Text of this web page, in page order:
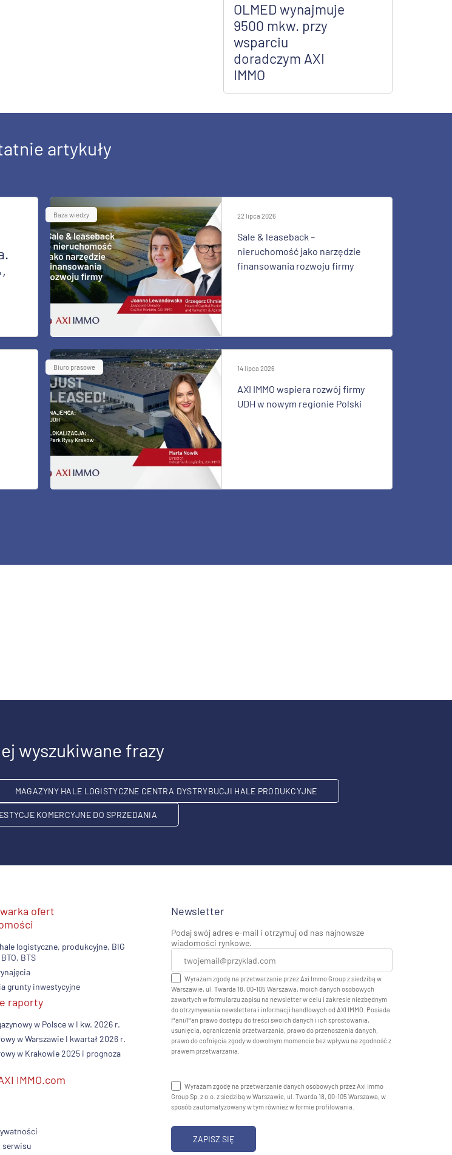
OLMED wynajmuje
9500 mkw. przy
wsparciu
doradczym AXI
IMMO
artykuły
Baza wiedzy 22 lipca 2026
Sale & leaseback –
nieruchomość jako narzędzie
finansowania rozwoju firmy
Biuro prasowe 14 lipca 2026
AXI IMMO wspiera rozwój firmy
UDH w nowym regionie Polski
wyszukiwane frazy
MAGAZYNY HALE LOGISTYCZNE CENTRA DYSTRYBUCJI HALE PRODUKCYJNE
KOMERCYJNE DO SPRZEDANIA
ofert
logistyczne, produkcyjne, BIG
BTS
grunty inwestycyjne
raporty
w Polsce w I kw. 2026 r.
w Warszawie I kwartał 2026 r.
w Krakowie 2025 i prognoza
IMMO.com
serwisu
Newsletter
Podaj swój adres e-mail i otrzymuj od nas najnowsze
wiadomości rynkowe.
Wyrażam zgodę na przetwarzanie przez Axi Immo Group z siedzibą w
Warszawie, ul. Twarda 18, 00-105 Warszawa, moich danych osobowych
zawartych w formularzu zapisu na newsletter w celu i zakresie niezbędnym
do otrzymywania newslettera i informacji handlowych od AXI IMMO. Posiada
Pani/Pan prawo dostępu do treści swoich danych i ich sprostowania,
usunięcia, ograniczenia przetwarzania, prawo do przenoszenia danych,
prawo do cofnięcia zgody w dowolnym momencie bez wpływu na zgodność z
prawem przetwarzania.
Wyrażam zgodę na przetwarzanie danych osobowych przez Axi Immo
Group Sp. z o.o. z siedzibą w Warszawie, ul. Twarda 18, 00-105 Warszawa, w
sposób zautomatyzowany w tym również w formie profilowania.